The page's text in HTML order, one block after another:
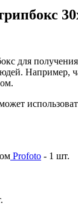
для
Например,
Profoto - 1 шт.